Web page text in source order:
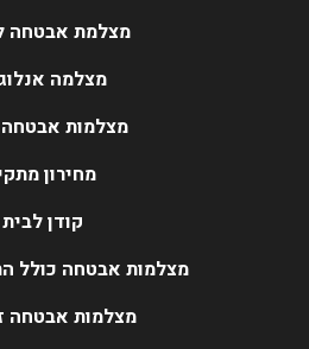
מצלמת אבטחה
מצלמה
מצלמות אבטחה
מחירון
קודן לבית
מצלמות אבטחה כולל
מצלמות אבטחה